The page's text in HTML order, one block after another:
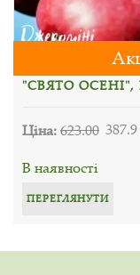
"СВЯТО
Ціна:623.00
В наявності
ПЕРЕГЛЯНУТИ